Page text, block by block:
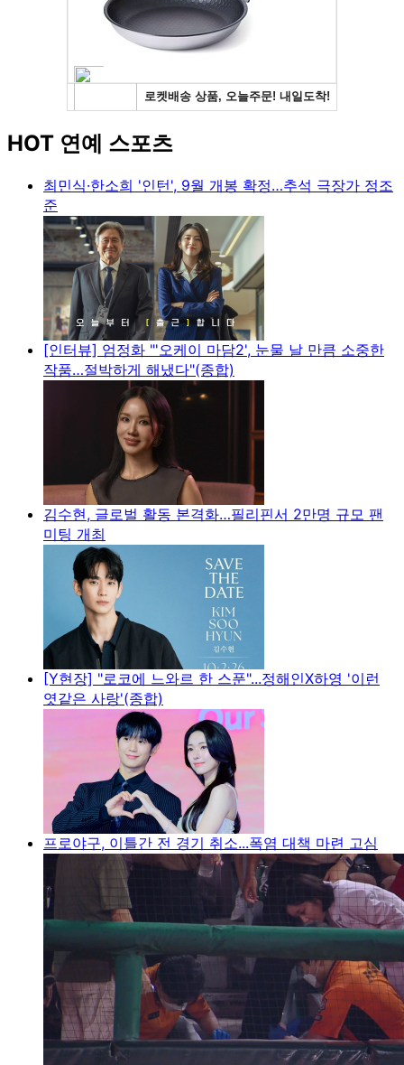
HOT 연예 스포츠
최민식·한소희 '인턴', 9월 개봉 확정…추석 극장가 정조
준
[인터뷰] 엄정화 "'오케이 마담2', 눈물 날 만큼 소중한
작품…절박하게 해냈다"(종합)
김수현, 글로벌 활동 본격화…필리핀서 2만명 규모 팬
미팅 개최
[Y현장] "로코에 느와르 한 스푼"...정해인X하영 '이런
엿같은 사랑'(종합)
프로야구, 이틀간 전 경기 취소...폭염 대책 마련 고심